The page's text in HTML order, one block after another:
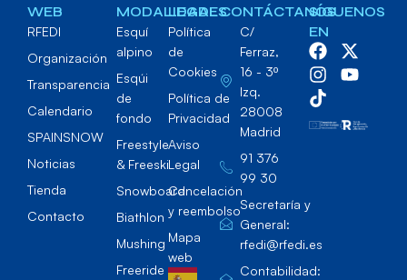
WEB
RFEDI
Organización
Transparencia
Calendario
SPAINSNOW
Noticias
Tienda
Contacto
MODALIDADES
Esquí
alpino
Esqúi
de
fondo
Freestyle
& Freeski
Snowboard
Biathlon
Mushing
Freeride
LEGAL
Política
de
Cookies
Política de
Privacidad
Aviso
Legal
Cancelación
y reembolso
Mapa
web
CONTÁCTANOS
C/
Ferraz,
16 - 3º
Izq.
28008
Madrid
91 376
99 30
Secretaría y
General:
rfedi@rfedi.es
Contabilidad:
SÍGUENOS
EN